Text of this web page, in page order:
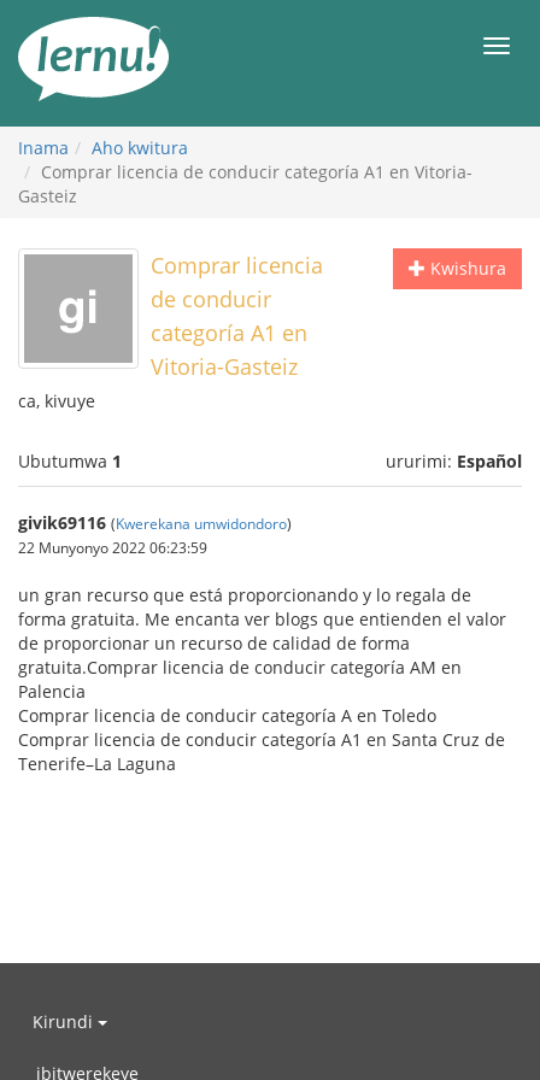
rupapuro
rw'ibirimwo
Inama
Aho kwitura
Comprar licencia de conducir categoría A1 en Vitoria-
Gasteiz
Kwishura
Comprar licencia
de conducir
categoría A1 en
Vitoria-Gasteiz
ca, kivuye
Ubutumwa 1 ururimi: Español
givik69116 (Kwerekana umwidondoro)
22 Munyonyo 2022 06:23:59
un gran recurso que está proporcionando y lo regala de
forma gratuita. Me encanta ver blogs que entienden el valor
de proporcionar un recurso de calidad de forma
gratuita.Comprar licencia de conducir categoría AM en
Palencia
Comprar licencia de conducir categoría A en Toledo
Comprar licencia de conducir categoría A1 en Santa Cruz de
Tenerife–La Laguna
Kirundi
ibitwerekeye